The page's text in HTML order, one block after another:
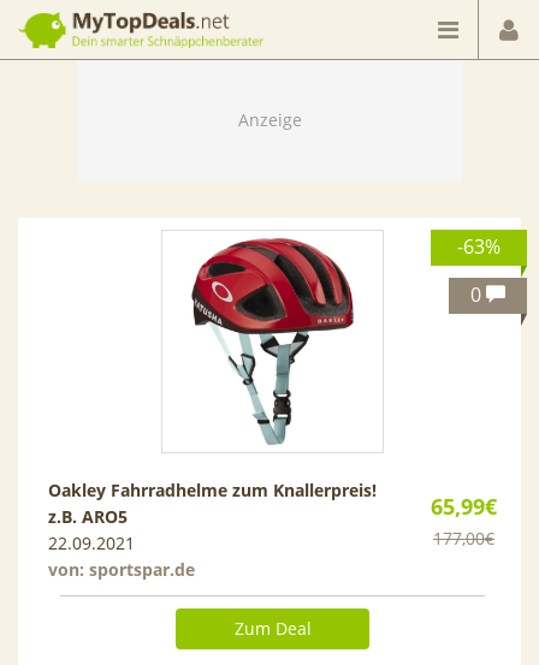
Dein smarter Schnäppchenberater
-63%
0
65,99€
177,00€
Oakley Fahrradhelme zum Knallerpreis!
z.B. ARO5
22.09.2021
von: sportspar.de
Zum Deal